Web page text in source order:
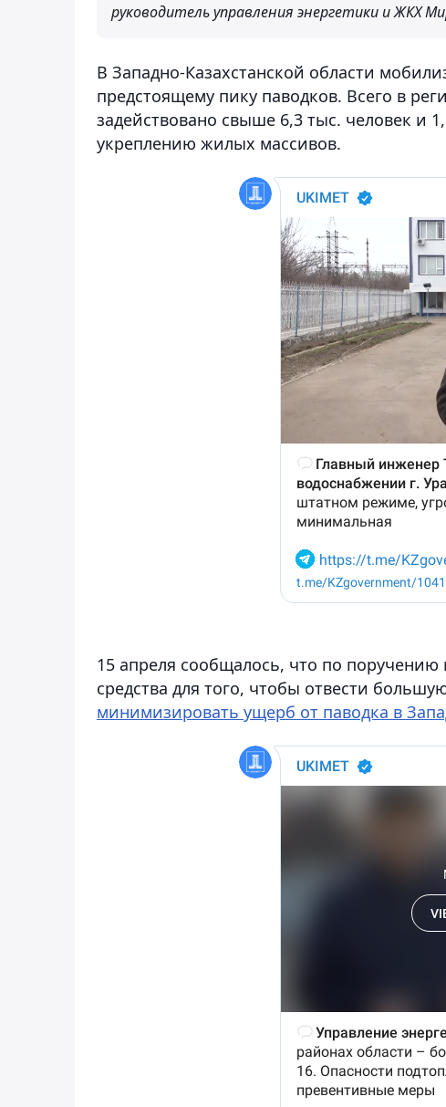
руководитель управления энергетики и ЖКХ
В Западно-Казахстанской области
предстоящему пику паводков. Всего в
задействовано свыше 6,3 тыс. человек
укреплению жилых массивов.
15 апреля сообщалось, что по
средства для того, чтобы отвести
минимизировать ущерб от паводка в